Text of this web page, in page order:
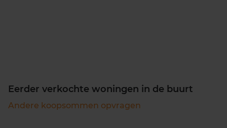
Eerder verkochte woningen in de buurt
Andere koopsommen opvragen